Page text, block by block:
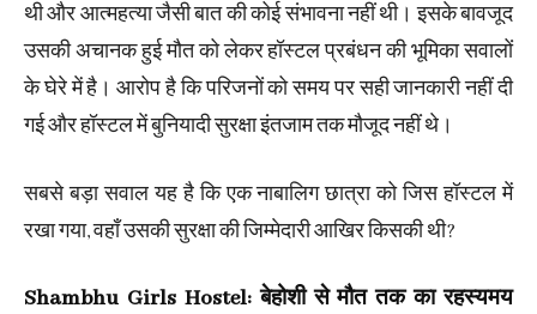
थी और आत्महत्या जैसी बात की कोई संभावना नहीं थी। इसके बावजूद
उसकी अचानक हुई मौत को लेकर हॉस्टल प्रबंधन की भूमिका सवालों
के घेरे में है। आरोप है कि परिजनों को समय पर सही जानकारी नहीं दी
गई और हॉस्टल में बुनियादी सुरक्षा इंतजाम तक मौजूद नहीं थे।
सबसे बड़ा सवाल यह है कि एक नाबालिग छात्रा को जिस हॉस्टल में
रखा गया, वहाँ उसकी सुरक्षा की जिम्मेदारी आखिर किसकी थी?
Shambhu Girls Hostel: बेहोशी से मौत तक का रहस्यमय